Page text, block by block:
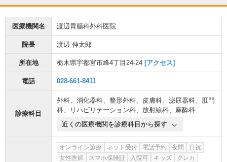
医療機関名 渡辺胃腸科外科医院
院長 渡辺 伸太郎
所在地 栃木県宇都宮市峰4丁目24-24 [アクセス]
電話 028-661-8411
診療科目
外科、 消化器科、 整形外科、 皮膚科、 泌尿器科、 肛門
科、 リハビリテーション科、 放射線科、 麻酔科
近くの医療機関を診療科目から探す
オンライン診療 ネット受付 電話予約 夜間
日祝
女性医師
スマホ保険証 入院可 キッズ
クレカ